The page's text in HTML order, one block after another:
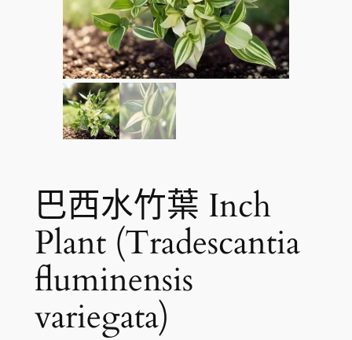
巴西水竹葉 Inch
Plant (Tradescantia
fluminensis
variegata)